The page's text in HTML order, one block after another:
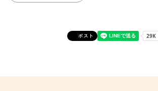
ポスト